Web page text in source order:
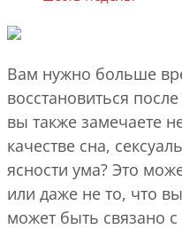
Вам нужно больше
восстановиться
вы также замечаете
качестве сна,
ясности ума? Это
или даже не то, что
может быть связано